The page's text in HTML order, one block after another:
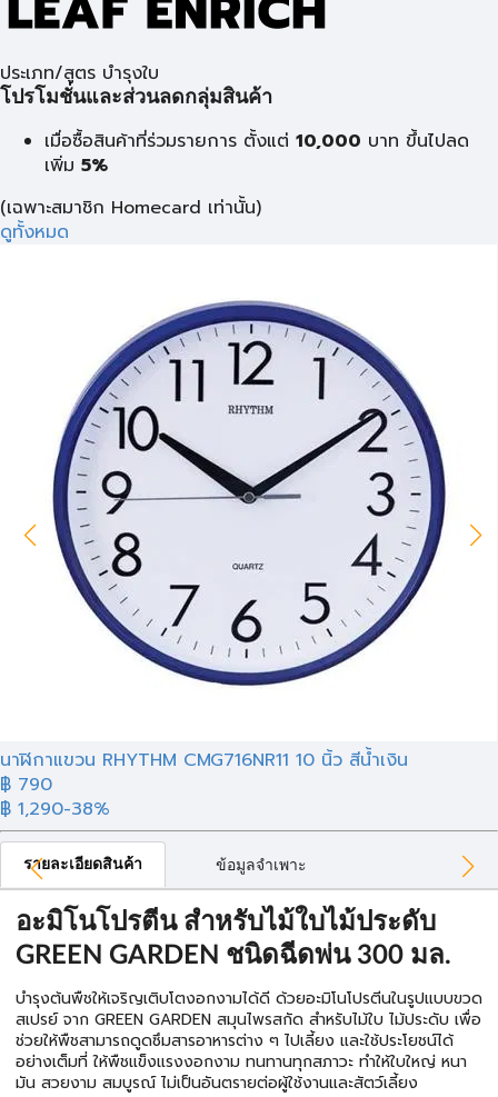
ประเภท/สูตร บำรุงใบ
โปรโมชั่นและส่วนลดกลุ่มสินค้า
เมื่อซื้อสินค้าที่ร่วมรายการ ตั้งแต่ 10,000 บาท ขึ้นไปลด
เพิ่ม 5%
(เฉพาะสมาชิก Homecard เท่านั้น)
ดูทั้งหมด
นาฬิกาแขวน RHYTHM CMG716NR11 10 นิ้ว สีน้ำเงิน
฿ 790
฿ 1,290-38%
รายละเอียดสินค้า ข้อมูลจำเพาะ
อะมิโนโปรตีน สำหรับไม้ใบไม้ประดับ
GREEN GARDEN ชนิดฉีดพ่น 300 มล.
บำรุงต้นพืชให้เจริญเติบโตงอกงามได้ดี ด้วยอะมิโนโปรตีนในรูปแบบขวด
สเปรย์ จาก GREEN GARDEN สมุนไพรสกัด สำหรับไม้ใบ ไม้ประดับ เพื่อ
ช่วยให้พืชสามารถดูดซึมสารอาหารต่าง ๆ ไปเลี้ยง และใช้ประโยชน์ได้
อย่างเต็มที่ ให้พืชแข็งแรงงอกงาม ทนทานทุกสภาวะ ทำให้ใบใหญ่ หนา
มัน สวยงาม สมบูรณ์ ไม่เป็นอันตรายต่อผู้ใช้งานและสัตว์เลี้ยง